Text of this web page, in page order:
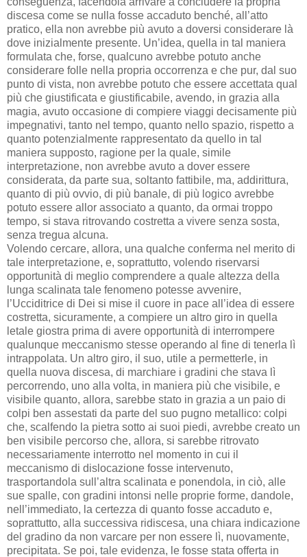
discesa come se nulla fosse accaduto benché, all’atto
pratico, ella non avrebbe più avuto a doversi considerare là
dove inizialmente presente. Un’idea, quella in tal maniera
formulata che, forse, qualcuno avrebbe potuto anche
considerare folle nella propria occorrenza e che pur, dal suo
punto di vista, non avrebbe potuto che essere accettata qual
più che giustificata e giustificabile, avendo, in grazia alla
magia, avuto occasione di compiere viaggi decisamente più
impegnativi, tanto nel tempo, quanto nello spazio, rispetto a
quanto potenzialmente rappresentato da quello in tal
maniera supposto, ragione per la quale, simile
interpretazione, non avrebbe avuto a dover essere
considerata, da parte sua, soltanto fattibile, ma, addirittura,
quanto di più ovvio, di più banale, di più logico avrebbe
potuto essere allor associato a quanto, da ormai troppo
tempo, si stava ritrovando costretta a vivere senza sosta,
senza tregua alcuna.
Volendo cercare, allora, una qualche conferma nel merito di
tale interpretazione, e, soprattutto, volendo riservarsi
opportunità di meglio comprendere a quale altezza della
lunga scalinata tale fenomeno potesse avvenire,
l’Ucciditrice di Dei si mise il cuore in pace all’idea di essere
costretta, sicuramente, a compiere un altro giro in quella
letale giostra prima di avere opportunità di interrompere
qualunque meccanismo stesse operando al fine di tenerla lì
intrappolata. Un altro giro, il suo, utile a permetterle, in
quella nuova discesa, di marchiare i gradini che stava lì
percorrendo, uno alla volta, in maniera più che visibile, e
visibile quanto, allora, sarebbe stato in grazia a un paio di
colpi ben assestati da parte del suo pugno metallico: colpi
che, scalfendo la pietra sotto ai suoi piedi, avrebbe creato un
ben visibile percorso che, allora, si sarebbe ritrovato
necessariamente interrotto nel momento in cui il
meccanismo di dislocazione fosse intervenuto,
trasportandola sull’altra scalinata e ponendola, in ciò, alle
sue spalle, con gradini intonsi nelle proprie forme, dandole,
nell’immediato, la certezza di quanto fosse accaduto e,
soprattutto, alla successiva ridiscesa, una chiara indicazione
del gradino da non varcare per non essere lì, nuovamente,
precipitata. Se poi, tale evidenza, le fosse stata offerta in